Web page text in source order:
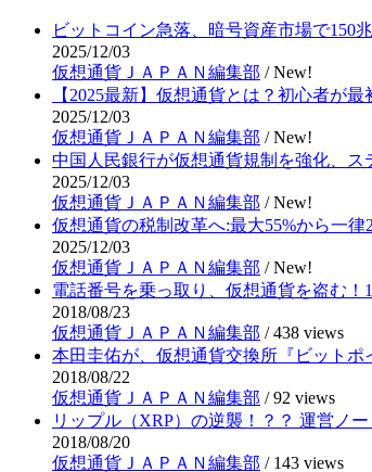
ビットコイン急落、暗号資産市場で150
2025/12/03
仮想通貨ＪＡＰＡＮ編集部 /New!
【2025最新】仮想通貨とは？初心者が
2025/12/03
仮想通貨ＪＡＰＡＮ編集部 /New!
中国人民銀行が仮想通貨規制を強化、ス
2025/12/03
仮想通貨ＪＡＰＡＮ編集部 /New!
仮想通貨の税制改革へ:最大55%から一律
2025/12/03
仮想通貨ＪＡＰＡＮ編集部 /New!
電話番号を乗っ取り、仮想通貨を盗む
2018/08/23
仮想通貨ＪＡＰＡＮ編集部 /438 views
本田圭佑が、仮想通貨交換所『ビットポ
2018/08/22
仮想通貨ＪＡＰＡＮ編集部 /92 views
リップル（XRP）の逆襲！？？ 運営ノ
2018/08/20
仮想通貨ＪＡＰＡＮ編集部 / 143 views